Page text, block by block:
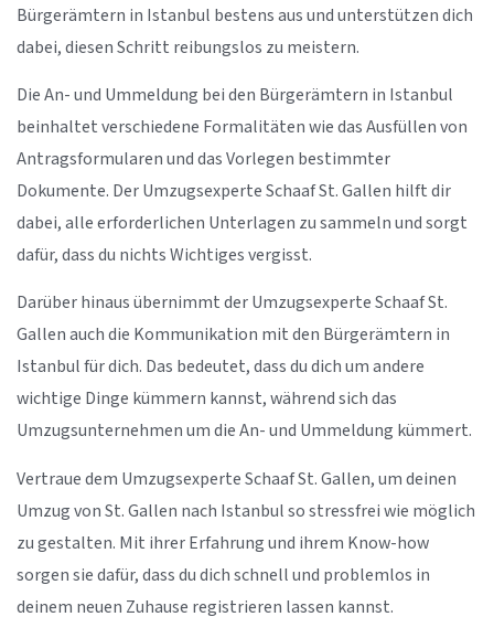
Bürgerämtern in Istanbul bestens aus und unterstützen dich
dabei, diesen Schritt reibungslos zu meistern.
Die An- und Ummeldung bei den Bürgerämtern in Istanbul
beinhaltet verschiedene Formalitäten wie das Ausfüllen von
Antragsformularen und das Vorlegen bestimmter
Dokumente. Der Umzugsexperte Schaaf St. Gallen hilft dir
dabei, alle erforderlichen Unterlagen zu sammeln und sorgt
dafür, dass du nichts Wichtiges vergisst.
Darüber hinaus übernimmt der Umzugsexperte Schaaf St.
Gallen auch die Kommunikation mit den Bürgerämtern in
Istanbul für dich. Das bedeutet, dass du dich um andere
wichtige Dinge kümmern kannst, während sich das
Umzugsunternehmen um die An- und Ummeldung kümmert.
Vertraue dem Umzugsexperte Schaaf St. Gallen, um deinen
Umzug von St. Gallen nach Istanbul so stressfrei wie möglich
zu gestalten. Mit ihrer Erfahrung und ihrem Know-how
sorgen sie dafür, dass du dich schnell und problemlos in
deinem neuen Zuhause registrieren lassen kannst.